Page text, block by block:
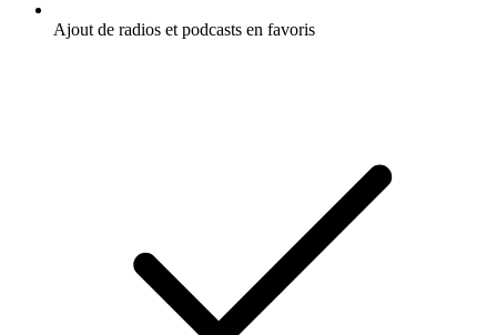
Ajout de radios et podcasts en favoris